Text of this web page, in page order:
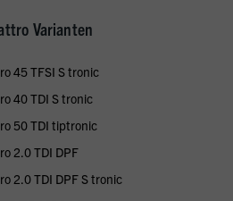
Varianten
45 TFSI S tronic
40 TDI S tronic
50 TDI tiptronic
2.0 TDI DPF
2.0 TDI DPF S tronic